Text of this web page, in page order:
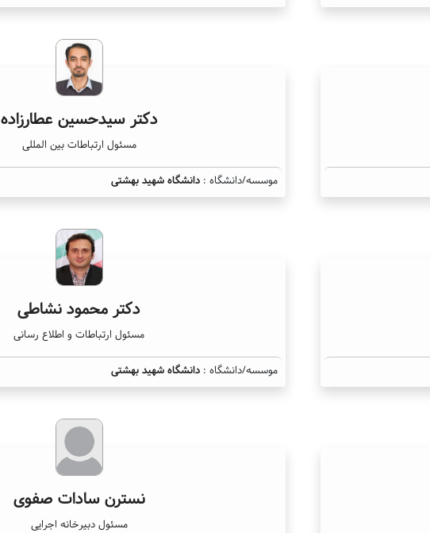
دکتر سیدحسین عطارزاده
مسئول ارتباطات بین المللی
موسسه/دانشگاه : دانشگاه شهید بهشتی
دکتر محمود نشاطی
مسئول ارتباطات و اطلاع رسانی
موسسه/دانشگاه : دانشگاه شهید بهشتی
نسترن سادات صفوی
مسئول دبیرخانه اجرایی